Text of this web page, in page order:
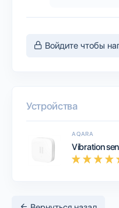
Войдите чтобы
Устройства
AQARA
Vibration